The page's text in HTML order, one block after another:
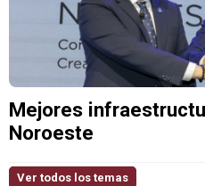
Mejores
Noroeste
Ver todos los temas